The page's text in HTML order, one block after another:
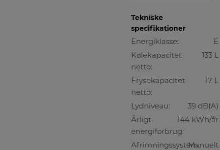
Tekniske
specifikationer
Energiklasse:
E
Kølekapacitet
netto:
133 L
Frysekapacitet
netto:
17 L
Lydniveau:
39 dB(A)
Årligt
energiforbrug:
144 kWh/år
Afrimningssystem:Manuelt